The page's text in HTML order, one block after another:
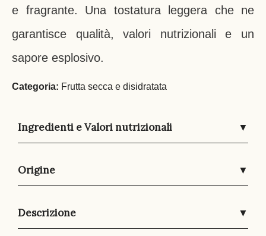
e fragrante. Una tostatura leggera che ne
garantisce qualità, valori nutrizionali e un
sapore esplosivo.
Categoria: Frutta secca e disidratata
Ingredienti e Valori nutrizionali ▼
Origine ▼
Descrizione ▼